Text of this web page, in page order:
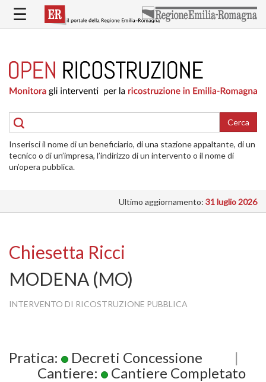
contenuto
RICOSTRUZIONE
PUBBLICA
DELLE
ABITAZIONI
RICOSTRUZIONE
ATTIVITÀ
INTERVENTI
SI
☰
Cerca
Inserisci il nome di un beneficiario, di una stazione appaltante, di un
tecnico o di un’impresa, l’indirizzo di un intervento o il nome di
un’opera pubblica.
Ultimo aggiornamento: 31 luglio 2026
Chiesetta Ricci
MODENA (MO)
INTERVENTO DI RICOSTRUZIONE PUBBLICA
Pratica: Decreti Concessione
|
Cantiere:
Cantiere Completato